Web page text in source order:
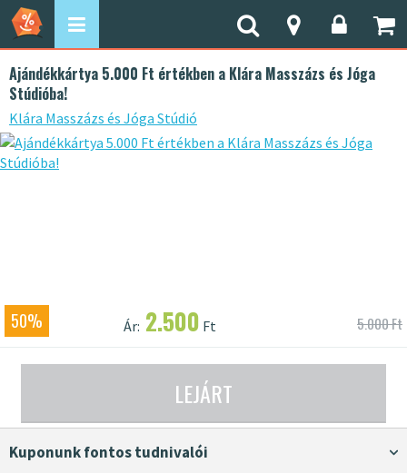
Ajándékkártya 5.000 Ft értékben a Klára Masszázs és Jóga
Stúdióba!
Klára Masszázs és Jóga Stúdió
50% Ár: 2.500 Ft 5.000 Ft
LEJÁRT
Kuponunk fontos tudnivalói